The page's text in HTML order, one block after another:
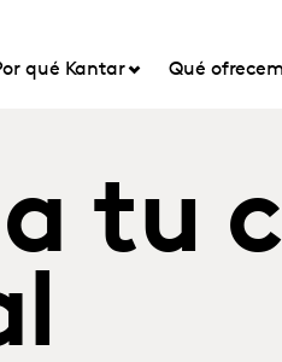
qué Kantar Qué
tu